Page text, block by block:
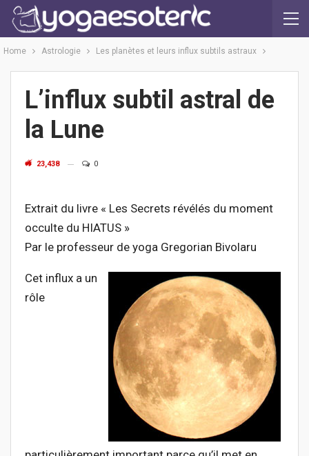
Home Astrologie Les planètes et leurs influx subtils astraux
L’influx subtil astral de
la Lune
23,438 0
Extrait du livre « Les Secrets révélés du moment
occulte du HIATUS »
Par le professeur de yoga Gregorian Bivolaru
Cet influx a un
rôle